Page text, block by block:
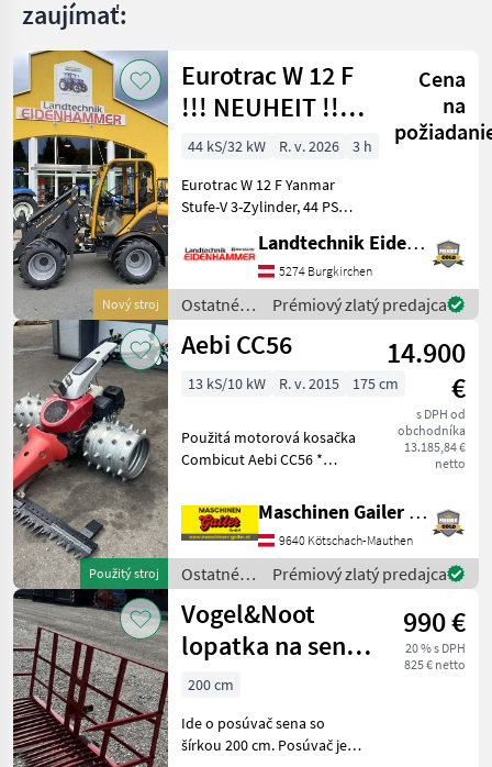
MARKETPLACE
Marketplace
Ponuky
predajcov inzeráty
zaujímať:
Nový stroj
Eurotrac W 12 F
!!! NEUHEIT !!!
Prompt
Cena
na
44 kS/32 kW R. v. 2026
3 h
Eurotrac W 12 F Yanmar
Stufe-V 3-Zylinder, 44 PS
Eigengewicht 2620 kg
Hubhöhe 290 cm Bauhöhe
233 cm Radladerbreite 150
cm Joystick-Steue
Landtechnik Eidenhammer GmbH
5274 Burgkirchen
Ostatné
poľnohospodárske
silové
Eurotrac
Prémiový zlatý predajca
Použitý stroj
Aebi CC56
14.900
€
s DPH od
obchodníka
13.185,84 €
netto
13 kS/10 kW R. v. 2015 175 cm
Použitá motorová kosačka
Combicut Aebi CC56 *
výkonom 13 PS, benzínový,
1-valcový * Samostatný
hydrostatický pohon pre
každé koleso * S možnosťo
Maschinen Gailer GmbH
9640 Kötschach-Mauthen
Ostatné
poľnohospodárske
silové
stroje /
Aebi
Prémiový zlatý predajca
Vogel&Noot
lopatka na seno
200 cm
990 €
20 % s DPH
825 € netto
200 cm
Ide o posúvač sena so
šírkou 200 cm. Posúvač je